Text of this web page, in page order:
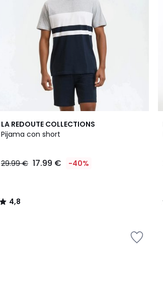
LA REDOUTE COLLECTIONS
Pijama con short
29.99 € 17.99 € -40%
4,8
/ 5
4,8
/